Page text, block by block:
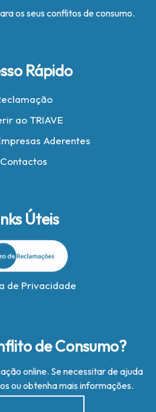
os seus conflitos de consumo.
Rápido
ao TRIAVE
Aderentes
Contactos
Úteis
de Privacidade
de Consumo?
online. Se necessitar de ajuda
ou obtenha mais informações.